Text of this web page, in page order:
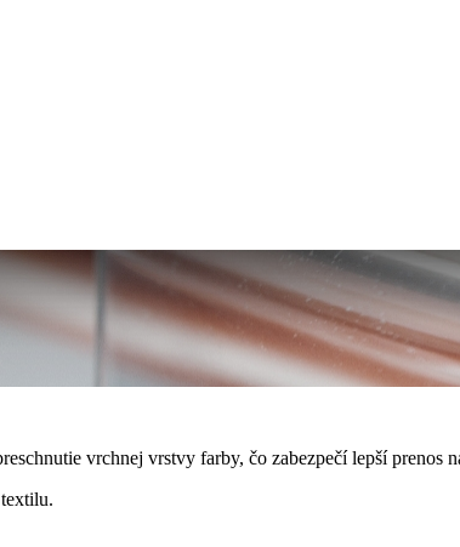
vrchnej vrstvy farby, čo zabezpečí lepší prenos